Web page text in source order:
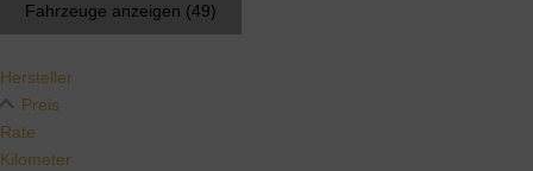
Fahrzeuge anzeigen (49)
Hersteller
Preis
Rate
Kilometer